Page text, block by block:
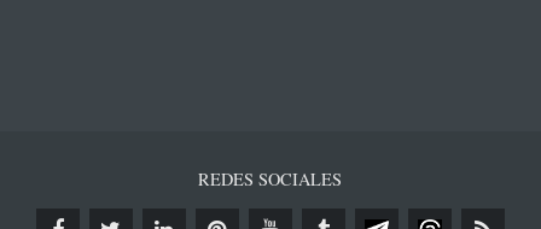
REDES SOCIALES